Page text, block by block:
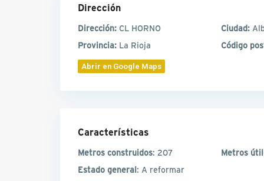
Dirección
Dirección: CL HORNO Ciudad:
Provincia: La Rioja Código
Abrir en Google Maps
Características
Metros construidos: 207
Metros
Estado general: A reformar